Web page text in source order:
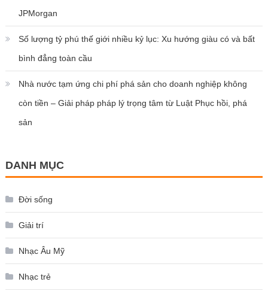
JPMorgan
Số lượng tỷ phú thế giới nhiều kỷ lục: Xu hướng giàu có và bất
bình đẳng toàn cầu
Nhà nước tạm ứng chi phí phá sản cho doanh nghiệp không
còn tiền – Giải pháp pháp lý trọng tâm từ Luật Phục hồi, phá
sản
DANH MỤC
Đời sống
Giải trí
Nhạc Âu Mỹ
Nhạc trẻ